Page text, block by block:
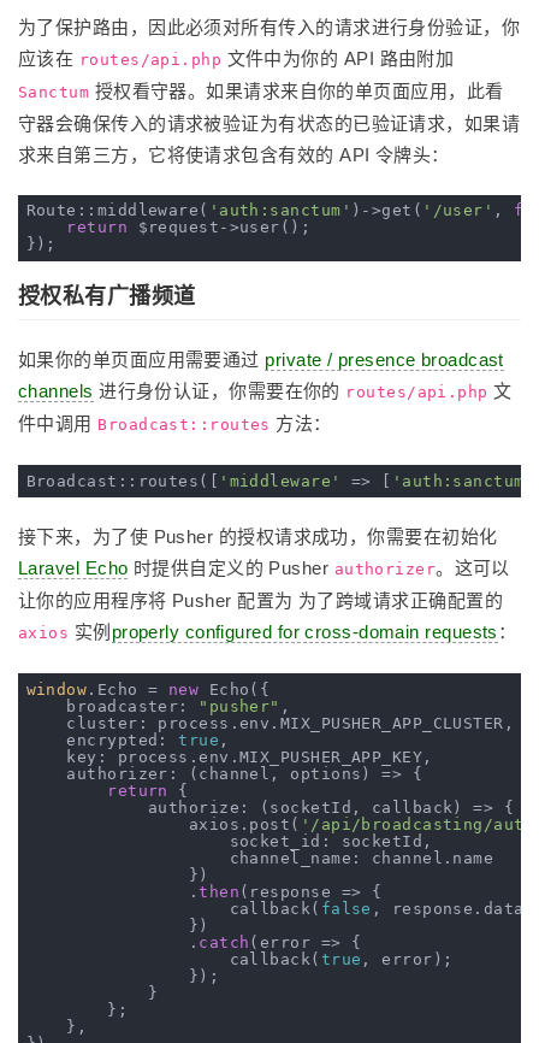
为了保护路由，因此必须对所有传入的请求进行身份验证，你
应该在 routes/api.php 文件中为你的 API 路由附加
Sanctum 授权看守器。如果请求来自你的单页面应用，此看
守器会确保传入的请求被验证为有状态的已验证请求，如果请
求来自第三方，它将使请求包含有效的 API 令牌头：
Route::middleware( 'auth:sanctum' )->get( '/user' ,
return $request->user();
授权私有广播频道
如果你的单页面应用需要通过 private / presence broadcast
channels 进行身份认证，你需要在你的 routes/api.php 文
件中调用 Broadcast::routes 方法：
Broadcast::routes([ 'middleware' => [ 'auth:sanctum'
接下来，为了使 Pusher 的授权请求成功，你需要在初始化
Laravel Echo 时提供自定义的 Pusher authorizer。这可以
让你的应用程序将 Pusher 配置为 为了跨域请求正确配置的
axios 实例 properly configured for cross-domain requests ：
window .Echo = new Echo({
    broadcaster:
"pusher" ,
    cluster: process.env.MIX_PUSHER_APP_CLUSTER,
    encrypted:
true ,
    key: process.env.MIX_PUSHER_APP_KEY,
    authorizer:
(channel, options) => {
return
{
            authorize:
(socketId, callback) => {
                axios.post(
'/api/broadcasting/
                    socket_id: socketId,
                    channel_name: channel.name
                })
                .
then (response => {
                    callback(
false ,
                })
                .
catch (error => {
                    callback(
true , error);
                });
            }
        };
    },